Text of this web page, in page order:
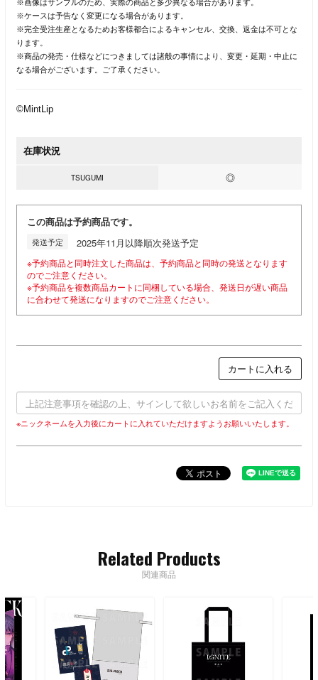
※画像はサンプルのため、実際の商品と多少異なる場合があります。
※ケースは予告なく変更になる場合があります。
※完全受注生産となるためお客様都合によるキャンセル、交換、返金は不可とな
ります。
※商品の発売・仕様などにつきましては諸般の事情により、変更・延期・中止に
なる場合がございます。ご了承ください。
©MintLip
在庫状況
TSUGUMI ◎
この商品は予約商品です。
発送予定 2025年11月以降順次発送予定
※予約商品と同時注文した商品は、予約商品と同時の発送となります
のでご注意ください。
※予約商品を複数商品カートに同梱している場合、発送日が遅い商品
に合わせて発送になりますのでご注意ください。
カートに入れる
※ニックネームを入力後にカートに入れていただけますようお願いいたします。
Related Products
関連商品